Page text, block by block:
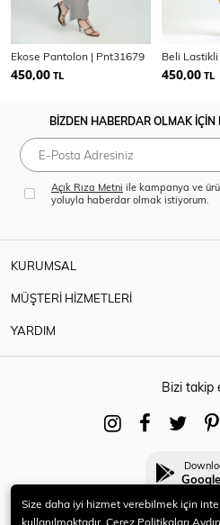
Ekose Pantolon | Pnt31679
450,00 TL 450,00 TL
BİZDEN HABERDAR OLMAK İÇİN
Açık Rıza Metni ile kampanya ve
yoluyla haberdar olmak istiyorum.
KURUMSAL
MÜŞTERİ HİZMETLERİ
YARDIM
Bizi takip
Size daha iyi hizmet verebilmek için
kullanılmaktadır. Çerez Politikaları